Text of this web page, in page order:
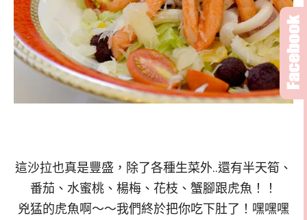
這沙拉也真是豐盛，除了各種生菜外..還有半天筍、
番茄、水蜜桃、楊梅、花枝、蟹腳跟虎魚！！
兇猛的虎魚啊～～我們終於把你吃下肚了！嘿嘿嘿